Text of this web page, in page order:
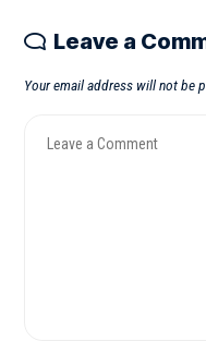
Leave a
Your email address will not be